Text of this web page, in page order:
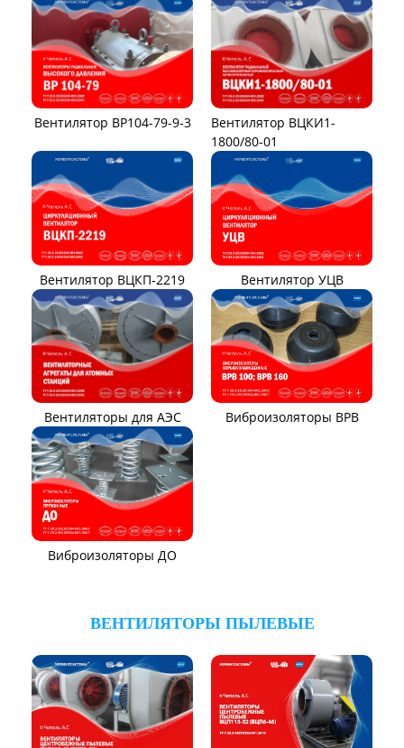
Вентилятор ВР104-79-9-3
Вентилятор ВЦКИ1-
1800/80-01
Вентилятор ВЦКП-2219 Вентилятор УЦВ
Вентиляторы для АЭС Виброизоляторы ВРВ
Виброизоляторы ДО
ВЕНТИЛЯТОРЫ ПЫЛЕВЫЕ